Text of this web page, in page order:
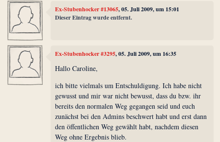
Ex-Stubenhocker #13065, 05. Juli 2009, um 15:01
Dieser Eintrag wurde entfernt.
Ex-Stubenhocker #3295, 05. Juli 2009, um 16:35
Hallo Caroline,
ich bitte vielmals um Entschuldigung. Ich habe nicht
gewusst und mir war nicht bewusst, dass du bzw. ihr
bereits den normalen Weg gegangen seid und euch
zunächst bei den Admins beschwert habt und erst dann
den öffentlichen Weg gewählt habt, nachdem diesen
Weg ohne Ergebnis blieb.